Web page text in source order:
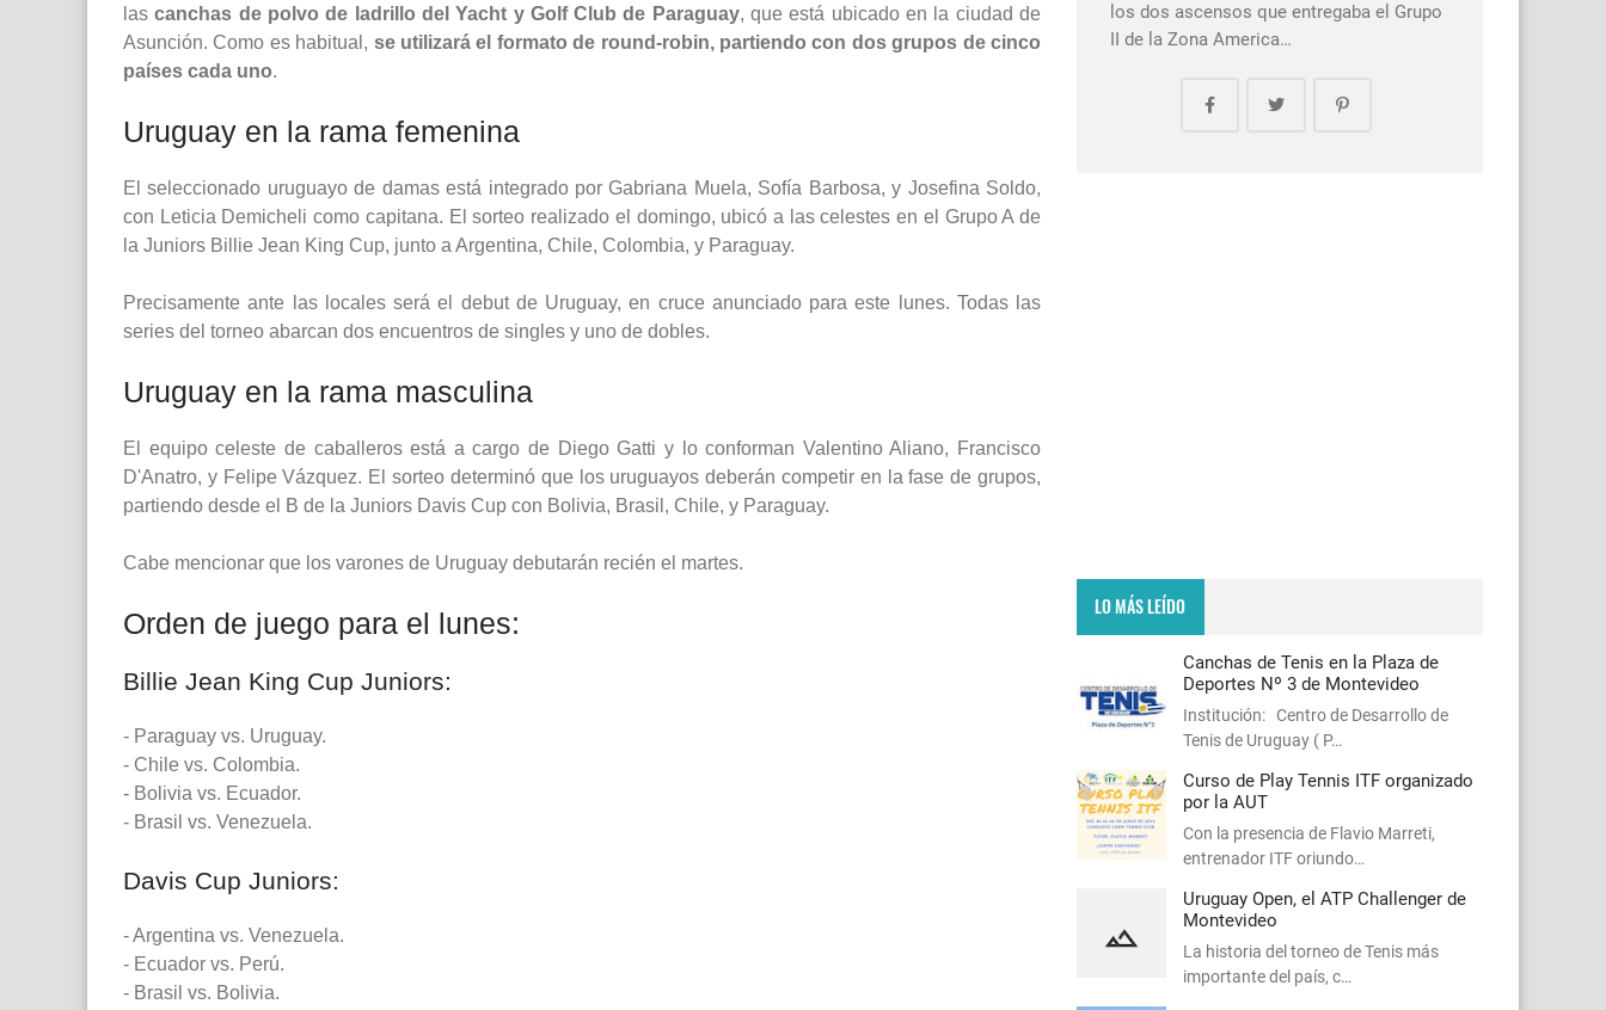
lascanchas de polvo de ladrillo del Yacht y Golf Club de Paraguay, que está ubicado en la ciudad de
Asunción. Como es habitual, se utilizará el formato de round-robin, partiendo con dos grupos de cinco
países cada uno.
Uruguay en la rama femenina
El seleccionado uruguayo de damas está integrado por Gabriana Muela, Sofía Barbosa, y Josefina Soldo,
con Leticia Demicheli como capitana. El sorteo realizado el domingo, ubicó a las celestes en el Grupo A de
la Juniors Billie Jean King Cup, junto a Argentina, Chile, Colombia, y Paraguay.
Precisamente ante las locales será el debut de Uruguay, en cruce anunciado para este lunes. Todas las
series del torneo abarcan dos encuentros de singles y uno de dobles.
Uruguay en la rama masculina
El equipo celeste de caballeros está a cargo de Diego Gatti y lo conforman Valentino Aliano, Francisco
D'Anatro, y Felipe Vázquez. El sorteo determinó que los uruguayos deberán competir en la fase de grupos,
partiendo desde el B de la Juniors Davis Cup con Bolivia, Brasil, Chile, y Paraguay.
Cabe mencionar que los varones de Uruguay debutarán recién el martes.
Orden de juego para el lunes:
Billie Jean King Cup Juniors:
- Paraguay vs. Uruguay.
- Chile vs. Colombia.
- Bolivia vs. Ecuador.
- Brasil vs. Venezuela.
Davis Cup Juniors:
- Argentina vs. Venezuela.
- Ecuador vs. Perú.
- Brasil vs. Bolivia.
los dos ascensos que entregaba el Grupo
II de la Zona America…
LO MÁS LEÍDO
Canchas de Tenis en la Plaza de
Deportes Nº 3 de Montevideo
Institución: Centro de Desarrollo de
Tenis de Uruguay ( P…
Curso de Play Tennis ITF organizado
por la AUT
Con la presencia de Flavio Marreti,
entrenador ITF oriundo…
Uruguay Open, el ATP Challenger de
Montevideo
La historia del torneo de Tenis más
importante del país, c…